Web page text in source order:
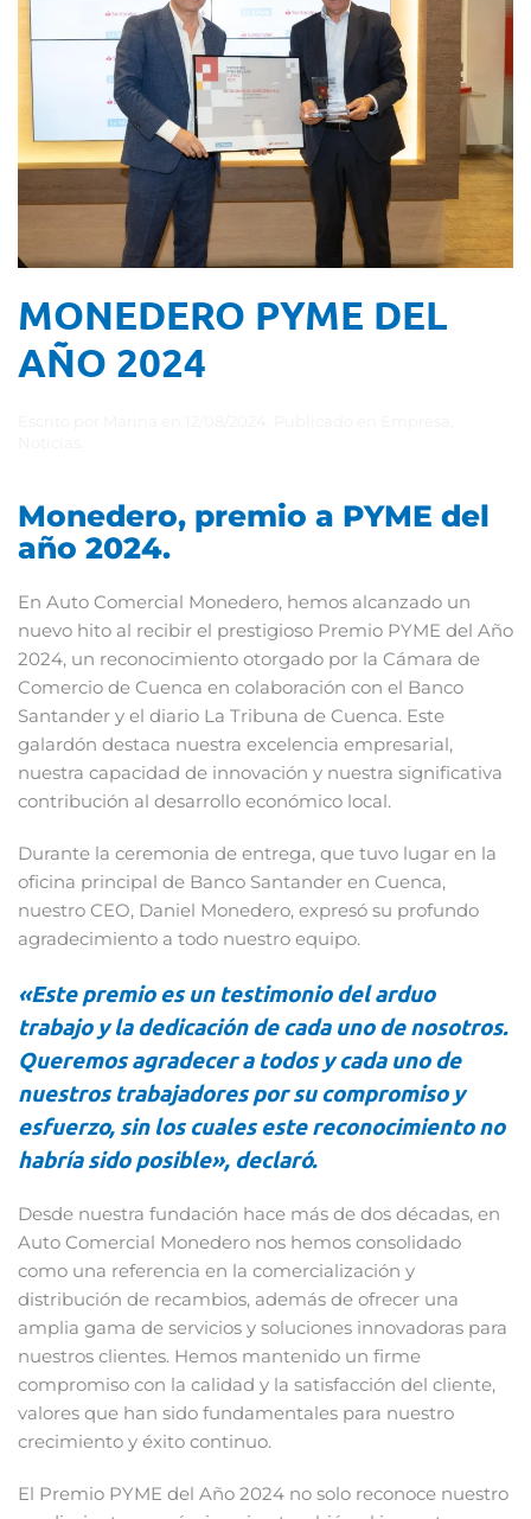
MONEDERO PYME DEL
AÑO 2024
Monedero, premio a PYME del
año 2024.
En Auto Comercial Monedero, hemos alcanzado un
nuevo hito al recibir el prestigioso Premio PYME del Año
2024, un reconocimiento otorgado por la Cámara de
Comercio de Cuenca en colaboración con el Banco
Santander y el diario La Tribuna de Cuenca. Este
galardón destaca nuestra excelencia empresarial,
nuestra capacidad de innovación y nuestra significativa
contribución al desarrollo económico local.
Durante la ceremonia de entrega, que tuvo lugar en la
oficina principal de Banco Santander en Cuenca,
nuestro CEO, Daniel Monedero, expresó su profundo
agradecimiento a todo nuestro equipo.
«Este premio es un testimonio del arduo
trabajo y la dedicación de cada uno de nosotros.
Queremos agradecer a todos y cada uno de
nuestros trabajadores por su compromiso y
esfuerzo, sin los cuales este reconocimiento no
habría sido posible», declaró.
Desde nuestra fundación hace más de dos décadas, en
Auto Comercial Monedero nos hemos consolidado
como una referencia en la comercialización y
distribución de recambios, además de ofrecer una
amplia gama de servicios y soluciones innovadoras para
nuestros clientes. Hemos mantenido un firme
compromiso con la calidad y la satisfacción del cliente,
valores que han sido fundamentales para nuestro
crecimiento y éxito continuo.
El Premio PYME del Año 2024 no solo reconoce nuestro